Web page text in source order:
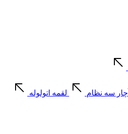
آچار سه نظام لقمه اتولوله